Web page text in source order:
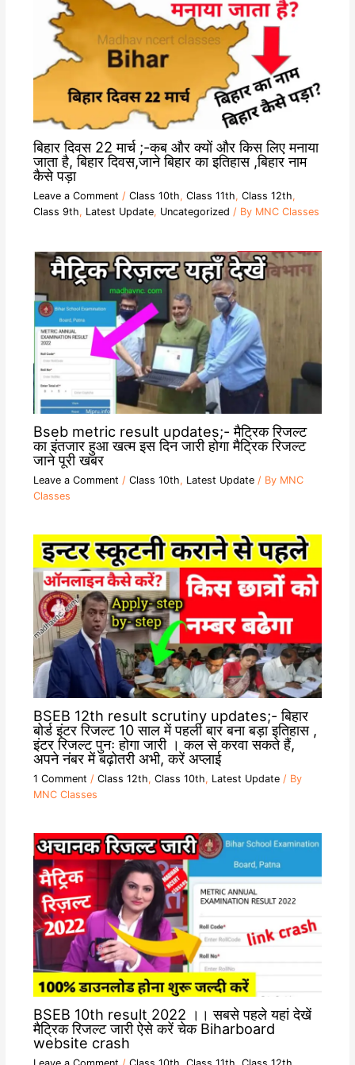
बिहार दिवस 22 मार्च ;-कब और क्यों और किस लिए मनाया
जाता है, बिहार दिवस,जाने बिहार का इतिहास ,बिहार नाम
कैसे पड़ा
Leave a Comment / Class 10th, Class 11th, Class 12th,
Class 9th, Latest Update, Uncategorized / By MNC Classes
Bseb metric result updates;- मैट्रिक रिजल्ट
का इंतजार हुआ खत्म इस दिन जारी होगा मैट्रिक रिजल्ट
जाने पूरी खबर
Leave a Comment / Class 10th, Latest Update/ By MNC
Classes
BSEB 12th result scrutiny updates;- बिहार
बोर्ड इंटर रिजल्ट 10 साल में पहली बार बना बड़ा इतिहास ,
इंटर रिजल्ट पुनः होगा जारी । कल से करवा सकते हैं,
अपने नंबर में बढ़ोतरी अभी, करें अप्लाई
1 Comment / Class 12th, Class 10th, Latest Update/ By
MNC Classes
BSEB 10th result 2022 ।। सबसे पहले यहां देखें
मैट्रिक रिजल्ट जारी ऐसे करें चेक Biharboard
website crash